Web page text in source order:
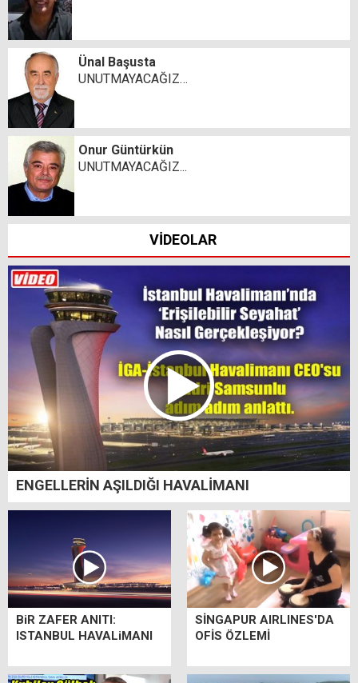
Ünal Başusta
UNUTMAYACAĞIZ…
Onur Güntürkün
UNUTMAYACAĞIZ...
VİDEOLAR
ENGELLERİN AŞILDIĞI HAVALİMANI
BiR ZAFER ANITI:
ISTANBUL HAVALiMANI
SİNGAPUR AIRLINES'DA
OFİS ÖZLEMİ